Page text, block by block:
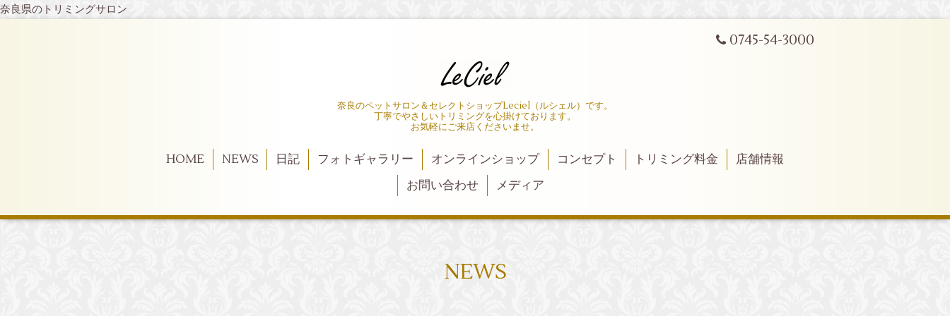
奈良県のトリミングサロン
0745-54-3000
奈良のペットサロン＆セレクトショップLeciel（ルシェル）です。
丁寧でやさしいトリミングを心掛けております。
お気軽にご来店くださいませ。
HOME NEWS 日記 フォトギャラリー オンラインショップ コンセプト トリミング料金
店舗情報
お問い合わせ
メディア
NEWS